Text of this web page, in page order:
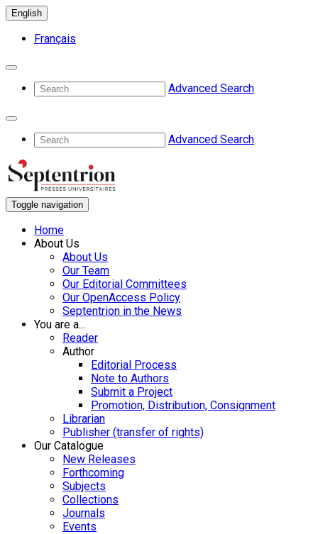
English
Français
Advanced Search
Advanced Search
Toggle navigation
Home
About Us
About Us
Our Team
Our Editorial Committees
Our OpenAccess Policy
Septentrion in the News
You are a...
Reader
Author
Editorial Process
Note to Authors
Submit a Project
Promotion, Distribution, Consignment
Librarian
Publisher (transfer of rights)
Our Catalogue
New Releases
Forthcoming
Subjects
Collections
Journals
Events